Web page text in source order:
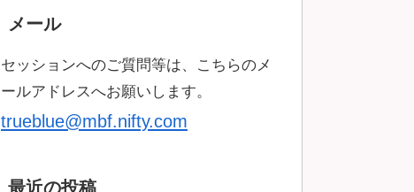
メール
セッションへのご質問等は、こちらのメ
ールアドレスへお願いします。
trueblue@mbf.nifty.com
最近の投稿